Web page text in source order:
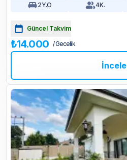
2Y.O 4K.
Güncel Takvim
₺14.000 / Gecelik
İncele